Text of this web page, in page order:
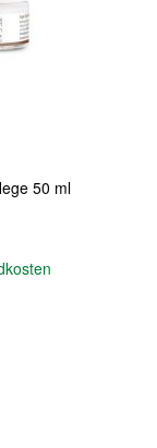
50 ml